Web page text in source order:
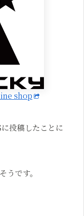
shop
投稿したことに
うです。